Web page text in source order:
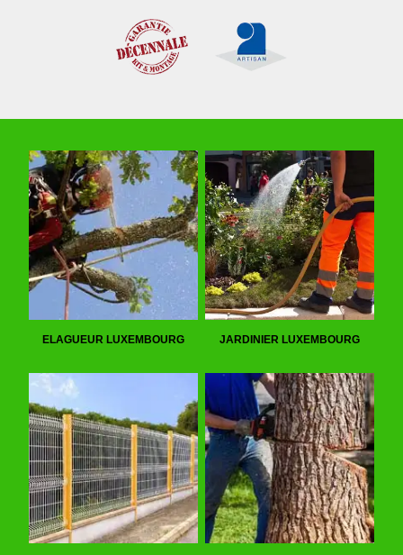
ELAGUEUR LUXEMBOURG JARDINIER LUXEMBOURG